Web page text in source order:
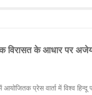
विरासत के आधार पर
आयोजितक प्रेस वार्ता में विश्व